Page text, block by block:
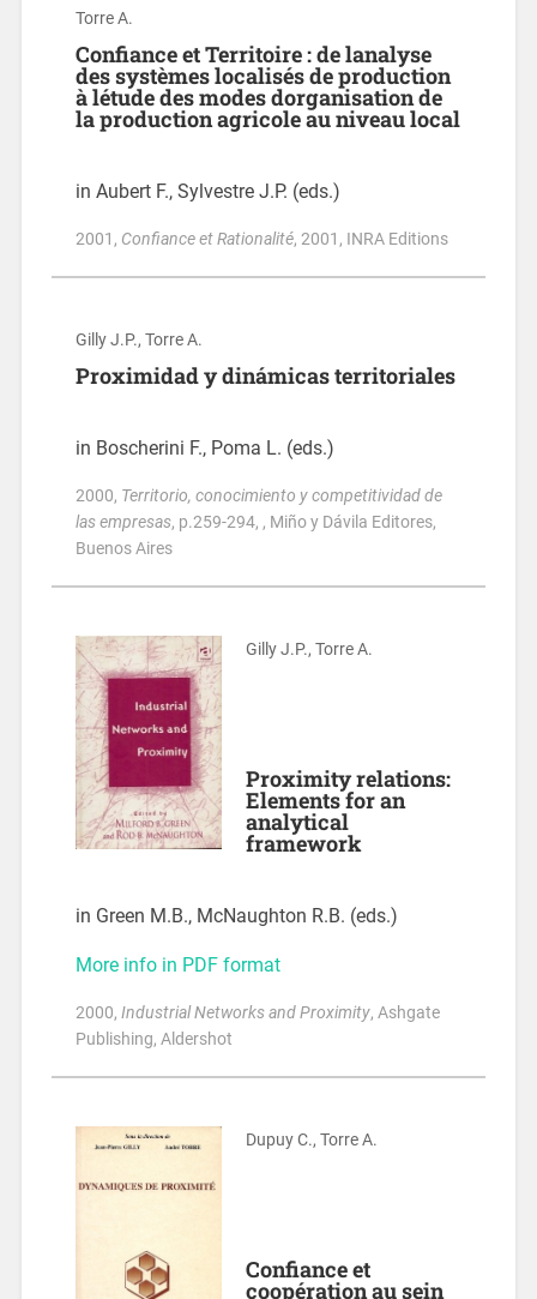
Torre A.
Confiance et Territoire : de lanalyse
des systèmes localisés de production
à létude des modes dorganisation de
la production agricole au niveau local
in Aubert F., Sylvestre J.P. (eds.)
2001 , Confiance et Rationalité, 2001 , INRA Editions
Gilly J.P., Torre A.
Proximidad y dinámicas territoriales
in Boscherini F., Poma L. (eds.)
2000, Territorio, conocimiento y competitividad de
las empresas, p.259-294, , Miño y Dávila Editores,
Buenos Aires
Gilly J.P., Torre A.
Proximity relations:
Elements for an
analytical
framework
in Green M.B., McNaughton R.B. (eds.)
More info in PDF format
2000, Industrial Networks and Proximity, Ashgate
Publishing, Aldershot
Dupuy C., Torre A.
Confiance et
coopération au sein